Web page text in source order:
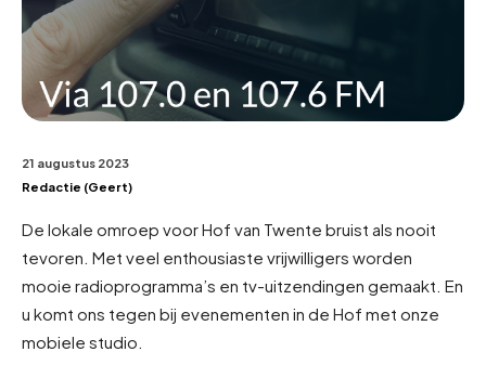
21 augustus 2023
Redactie (Geert)
De lokale omroep voor Hof van Twente bruist als nooit
tevoren. Met veel enthousiaste vrijwilligers worden
mooie radioprogramma’s en tv-uitzendingen gemaakt. En
u komt ons tegen bij evenementen in de Hof met onze
mobiele studio.